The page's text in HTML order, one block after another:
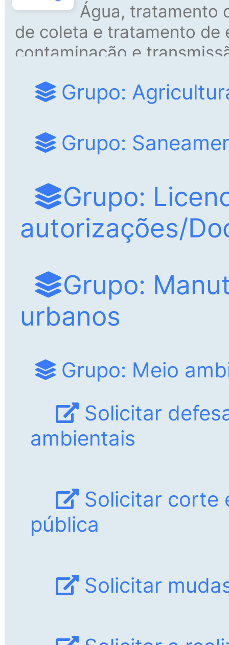
Água, tratamento
de coleta e tratamento de
contaminação e
fontes de abastecimento
Grupo:
Grupo:
Grupo:
autorizações/
Grupo:
urbanos
Grupo: Meio
Solicitar
ambientais
Solicitar corte
pública
Solicitar